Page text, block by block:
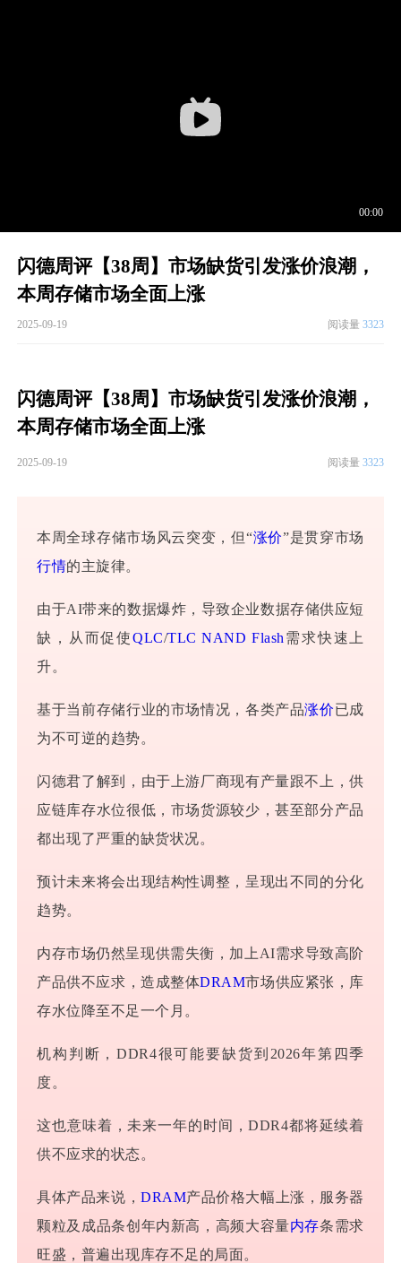
闪德周评【38周】市场缺货引发涨价浪潮，
本周存储市场全面上涨
2025-09-19 阅读量 3323
闪德周评【38周】市场缺货引发涨价浪潮，
本周存储市场全面上涨
2025-09-19 阅读量 3323
本周全球存储市场风云突变，但“涨价”是贯穿市场
行情的主旋律。
由于AI带来的数据爆炸，导致企业数据存储供应短
缺，从而促使QLC/TLC NAND Flash 需求快速上
升。
基于当前存储行业的市场情况，各类产品涨价已成
为不可逆的趋势。
闪德君了解到，由于上游厂商现有产量跟不上，供
应链库存水位很低，市场货源较少，甚至部分产品
都出现了严重的缺货状况。
预计未来将会出现结构性调整，呈现出不同的分化
趋势。
内存市场仍然呈现供需失衡，加上AI需求导致高阶
产品供不应求，造成整体DRAM市场供应紧张，库
存水位降至不足一个月。
机构判断，DDR4很可能要缺货到2026年第四季
度。
这也意味着，未来一年的时间，DDR4都将延续着
供不应求的状态。
具体产品来说，DRAM产品价格大幅上涨，服务器
颗粒及成品条创年内新高，高频大容量内存条需求
旺盛，普遍出现库存不足的局面。